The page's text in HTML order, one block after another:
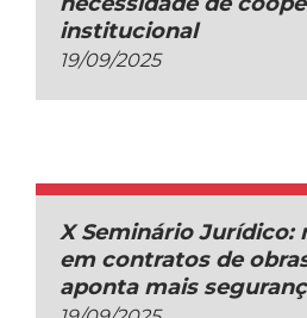
institucional
19/09/2025
X Seminário Jurídico:
em contratos de
aponta mais